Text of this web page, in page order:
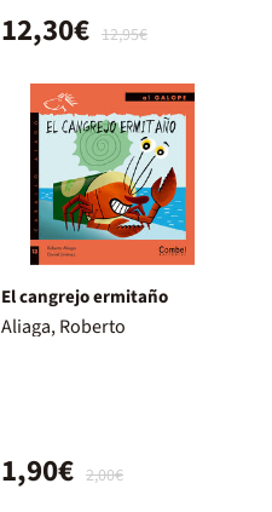
12,95€
12,30€
El cangrejo ermitaño
Aliaga, Roberto
2,00€
1,90€